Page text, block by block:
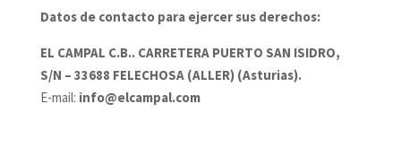
Datos de contacto para ejercer sus derechos:
EL CAMPAL C.B.. CARRETERA PUERTO SAN ISIDRO,
S/N – 33688 FELECHOSA (ALLER) (Asturias).
E-mail: info@elcampal.com